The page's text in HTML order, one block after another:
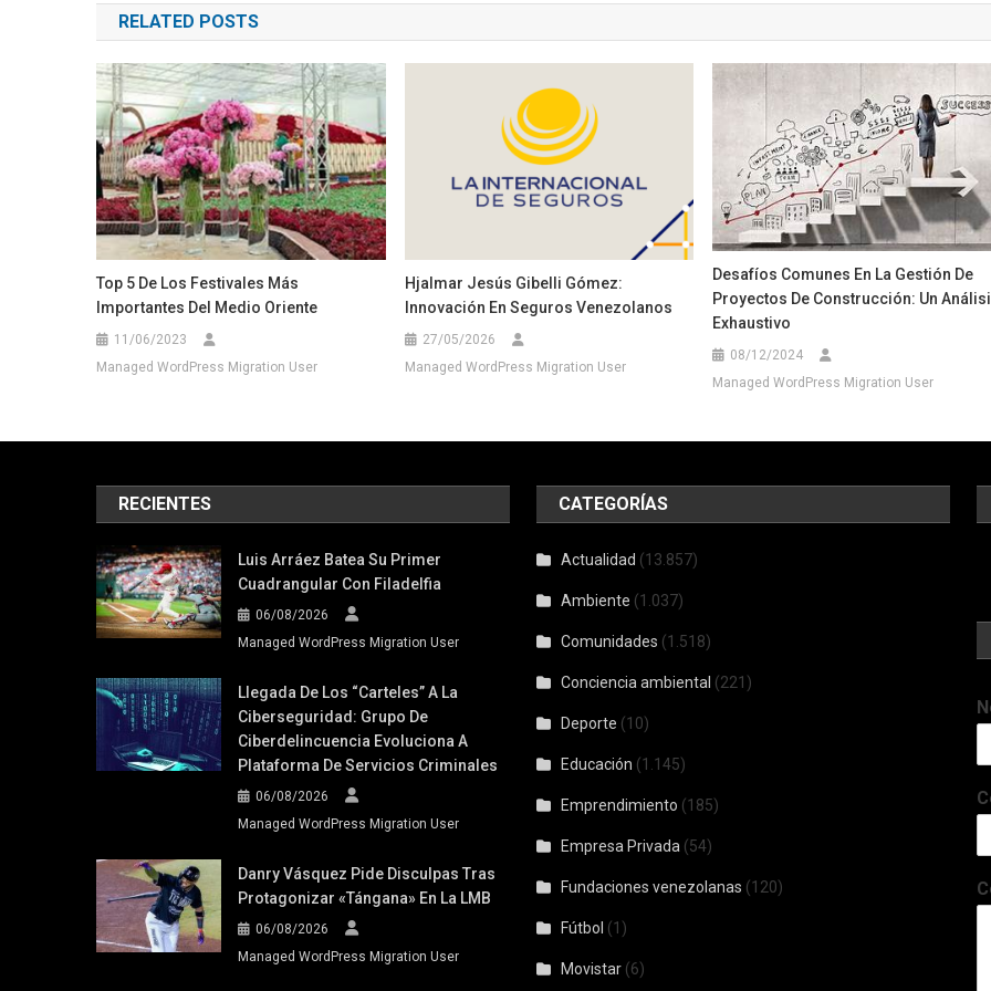
entradas
RELATED POSTS
Top 5 De Los Festivales Más
Importantes Del Medio Oriente
11/06/2023
Managed WordPress Migration User
Hjalmar Jesús Gibelli Gómez:
Innovación En Seguros Venezolanos
27/05/2026
Managed WordPress Migration User
Desafíos Comunes En La Gestión De
Proyectos De Construcción: Un
Exhaustivo
08/12/2024
Managed WordPress Migration User
RECIENTES
Luis Arráez Batea Su Primer
Cuadrangular Con Filadelfia
06/08/2026
Managed WordPress Migration User
Llegada De Los “carteles” A La
Ciberseguridad: Grupo De
Ciberdelincuencia Evoluciona A
Plataforma De Servicios Criminales
06/08/2026
Managed WordPress Migration User
Danry Vásquez Pide Disculpas Tras
Protagonizar «tángana» En La LMB
06/08/2026
Managed WordPress Migration User
CATEGORÍAS
Actualidad (13.857)
Ambiente (1.037)
Comunidades (1.518)
Conciencia ambiental (221)
Deporte (10)
Educación (1.145)
Emprendimiento (185)
Empresa Privada (54)
Fundaciones venezolanas (120)
Fútbol (1)
Movistar (6)